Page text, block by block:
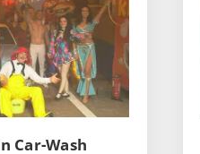
Car-Wash